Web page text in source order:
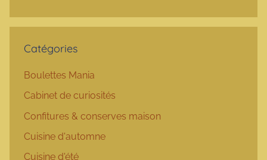
Catégories
Boulettes Mania
Cabinet de curiosités
Confitures & conserves maison
Cuisine d'automne
Cuisine d'été